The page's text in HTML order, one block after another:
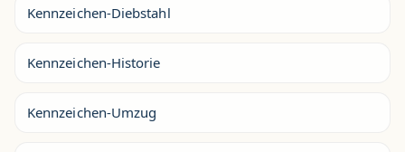
Kennzeichen-Diebstahl
Kennzeichen-Historie
Kennzeichen-Umzug